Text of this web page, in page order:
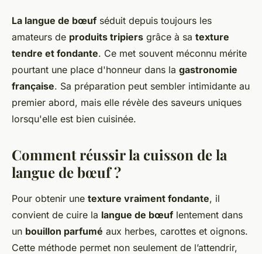
La langue de bœuf, un met
délicat à découvrir
Louise•25 juillet 2025•1 min de lecture
La langue de bœufséduit depuis toujours les
amateurs de produits tripiers grâce à sa texture
tendre et fondante. Ce met souvent méconnu mérite
pourtant une place d'honneur dans la gastronomie
française. Sa préparation peut sembler intimidante au
premier abord, mais elle révèle des saveurs uniques
lorsqu'elle est bien cuisinée.
Comment réussir la cuisson de la
langue de bœuf ?
Pour obtenir une texture vraiment fondante, il
convient de cuire la langue de bœuflentement dans
un bouillon parfumé aux herbes, carottes et oignons.
Cette méthode permet non seulement de l’attendrir,